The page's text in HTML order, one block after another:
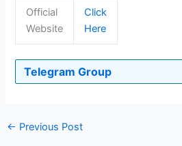
Official
Website
Click
Here
Telegram Group
← Previous Post